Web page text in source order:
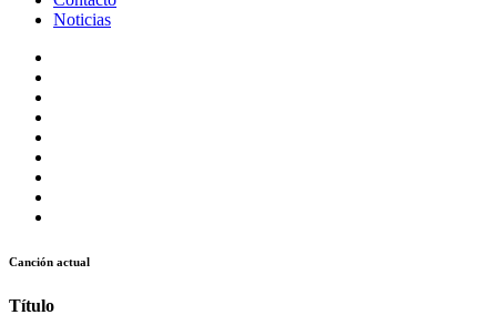
Noticias
Canción actual
Título